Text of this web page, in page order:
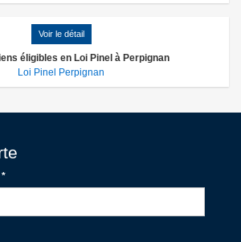
Voir le détail
éligibles en Loi Pinel à Perpignan
Loi Pinel Perpignan
*